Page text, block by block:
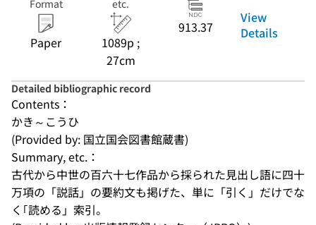
Format
Paper
etc.
1089p ;
27cm
913.37
View
Details
Detailed bibliographic record
Contents：
かき～こうひ
(Provided by: 国立国会図書館蔵書)
Summary, etc.：
古代から中世の百六十七作品から採られた見出し語に四十
万項の「説話」の要約文も掲げた、単に「引く」だけでな
く｢読める」索引。